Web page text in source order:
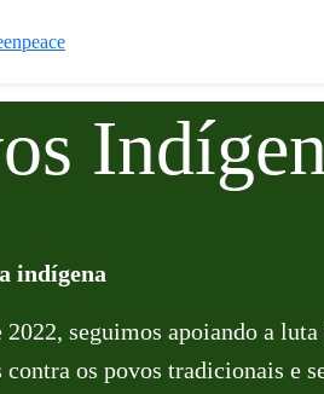
indígena
2022, seguimos apoiando a
contra os povos tradicionais e